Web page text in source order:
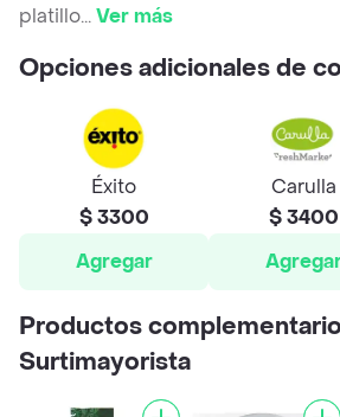
platillo...Ver más
Opciones adicionales de
Éxito
$ 3300
Agregar
Carulla
$ 3400
Productos
Surtimayorista